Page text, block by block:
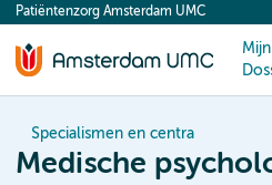
content
Patiëntenzorg Amsterdam UMC
Mijn
Specialismen en centra
Medische